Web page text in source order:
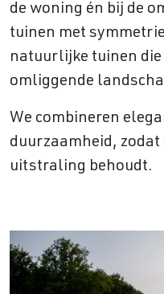
de woning én bij de
tuinen met
natuurlijke tuinen
omliggende
We combineren
duurzaamheid,
uitstraling behoudt.